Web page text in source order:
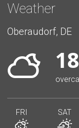
Weather
Oberaudorf, DE
18
FRI SAT